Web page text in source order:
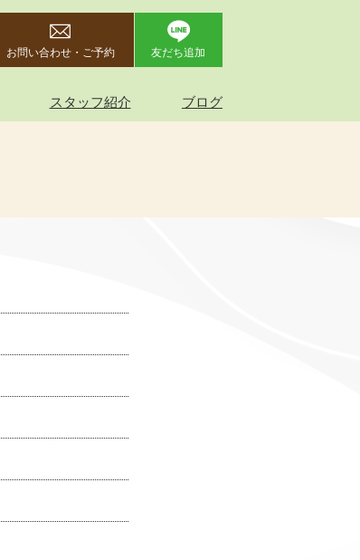
お問い合わせ・ご予約 友だち追加
スタッフ紹介 ブログ